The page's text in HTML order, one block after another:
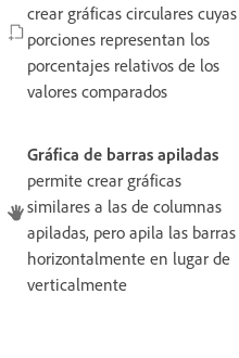
crear gráficas circulares cuyas
porciones representan los
porcentajes relativos de los
valores comparados
Gráfica de barras apiladas
permite crear gráficas
similares a las de columnas
apiladas, pero apila las barras
horizontalmente en lugar de
verticalmente